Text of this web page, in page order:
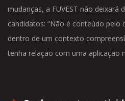
mudanças, a FUVEST não deixará
candidatos: “Não é conteúdo
dentro de um contexto
tenha relação com uma aplicação